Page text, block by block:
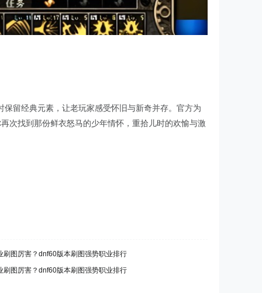
留经典元素，让老玩家感受怀旧与新奇并存。官方为
次找到那份鲜衣怒马的少年情怀，重拾儿时的欢愉与激
刷图厉害？dnf60版本刷图强势职业排行
刷图厉害？dnf60版本刷图强势职业排行